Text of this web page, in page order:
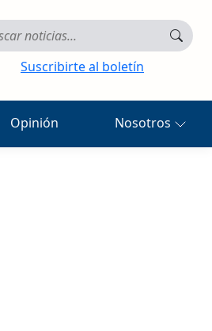
Suscribirte al boletín
Opinión Nosotros